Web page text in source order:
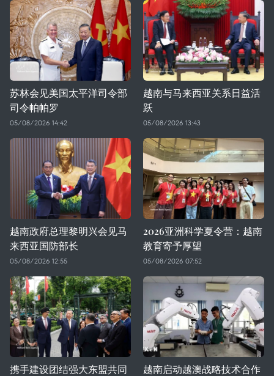
苏林会见美国太平洋司令部
司令帕帕罗
05/08/2026 14:42
越南与马来西亚关系日益活
跃
05/08/2026 13:43
越南政府总理黎明兴会见马
来西亚国防部长
05/08/2026 12:55
2026亚洲科学夏令营：越南
教育寄予厚望
05/08/2026 07:52
携手建设团结强大东盟共同
越南启动越澳战略技术合作